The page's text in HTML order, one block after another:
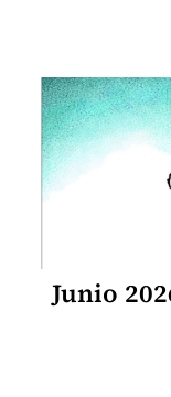
Junio